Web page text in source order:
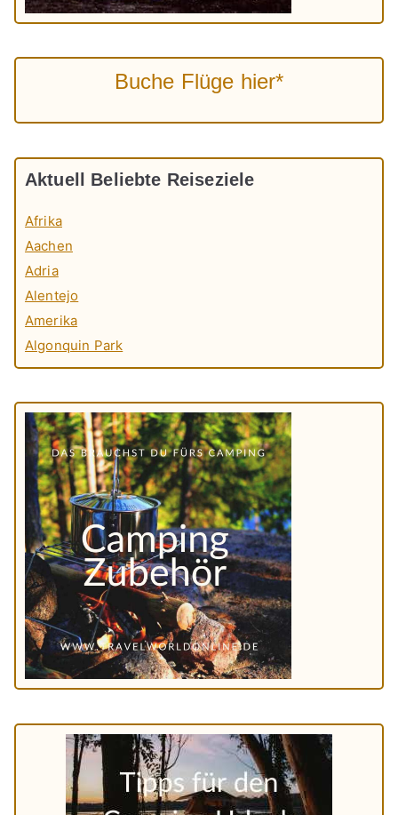
Buche Flüge hier*
Aktuell Beliebte Reiseziele
Afrika
Aachen
Adria
Alentejo
Amerika
Algonquin Park